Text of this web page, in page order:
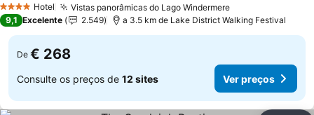
4 EstrelasHotel Vistas panorâmicas do Lago WindermereVer preços
9,1 Excelente 2.549 a 3.5 km de Lake District Walking Festival
De € 268
Consulte os preços de 12 sites Ver preços